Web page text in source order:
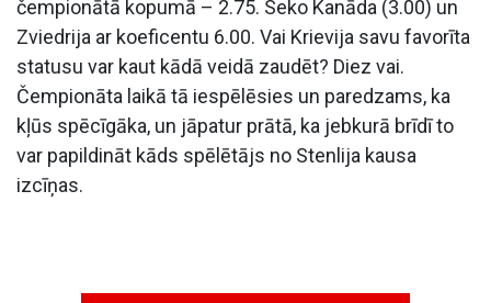
čempionātā kopumā – 2.75. Seko Kanāda (3.00) un
Zviedrija ar koeficentu 6.00. Vai Krievija savu favorīta
statusu var kaut kādā veidā zaudēt? Diez vai.
Čempionāta laikā tā iespēlēsies un paredzams, ka
kļūs spēcīgāka, un jāpatur prātā, ka jebkurā brīdī to
var papildināt kāds spēlētājs no Stenlija kausa
izcīņas.